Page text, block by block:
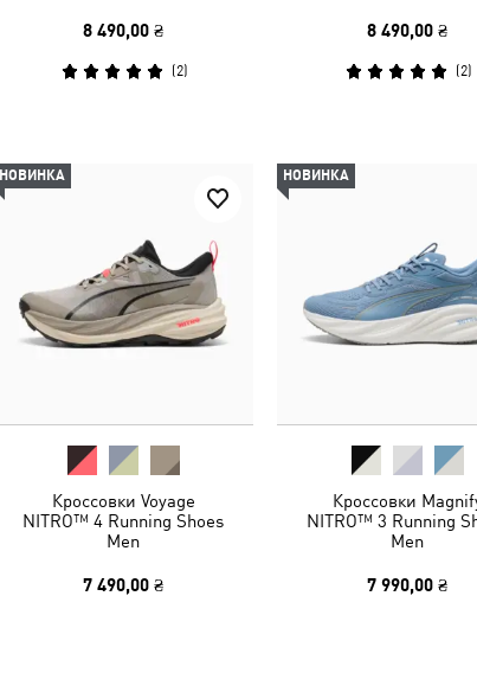
8 490,00 ₴
(2)
8 490,00 ₴
(2)
НОВИНКА
Кроссовки Voyage
NITRO™ 4 Running Shoes
Men
7 490,00 ₴
НОВИНКА
Кроссовки
NITRO™ 3 Running
Men
7 990,00 ₴